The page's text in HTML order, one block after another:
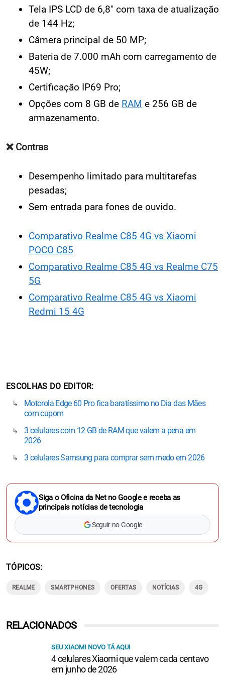
Tela IPS LCD de 6,8" com taxa de atualização
de 144 Hz;
Câmera principal de 50 MP;
Bateria de 7.000 mAh com carregamento de
45W;
Certificação IP69 Pro;
Opções com 8 GB de RAM e 256 GB de
armazenamento.
❌ Contras
Desempenho limitado para multitarefas
pesadas;
Sem entrada para fones de ouvido.
Comparativo Realme C85 4G vs Xiaomi
POCO C85
Comparativo Realme C85 4G vs Realme C75
5G
Comparativo Realme C85 4G vs Xiaomi
Redmi 15 4G
ESCOLHAS DO EDITOR
Motorola Edge 60 Pro fica baratíssimo no Dia das Mães
com cupom
3 celulares com 12 GB de RAM que valem a pena em
2026
3 celulares Samsung para comprar sem medo em 2026
Siga o Oficina da Net no Google e receba as
principais notícias de tecnologia
Seguir no Google
TÓPICOS
REALME SMARTPHONES OFERTAS NOTÍCIAS 4G
RELACIONADOS
SEU XIAOMI NOVO TÁ AQUI
4 celulares Xiaomi que valem cada centavo
em junho de 2026